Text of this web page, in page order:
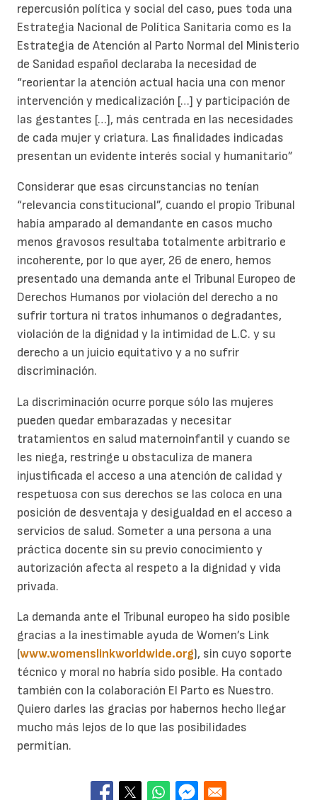
repercusión política y social del caso, pues toda una
Estrategia Nacional de Política Sanitaria como es la
Estrategia de Atención al Parto Normal del Ministerio
de Sanidad español declaraba la necesidad de
“reorientar la atención actual hacia una con menor
intervención y medicalización […] y participación de
las gestantes […], más centrada en las necesidades
de cada mujer y criatura. Las finalidades indicadas
presentan un evidente interés social y humanitario”
Considerar que esas circunstancias no tenían
“relevancia constitucional”, cuando el propio Tribunal
había amparado al demandante en casos mucho
menos gravosos resultaba totalmente arbitrario e
incoherente, por lo que ayer, 26 de enero, hemos
presentado una demanda ante el Tribunal Europeo de
Derechos Humanos por violación del derecho a no
sufrir tortura ni tratos inhumanos o degradantes,
violación de la dignidad y la intimidad de L.C. y su
derecho a un juicio equitativo y a no sufrir
discriminación.
La discriminación ocurre porque sólo las mujeres
pueden quedar embarazadas y necesitar
tratamientos en salud maternoinfantil y cuando se
les niega, restringe u obstaculiza de manera
injustificada el acceso a una atención de calidad y
respetuosa con sus derechos se las coloca en una
posición de desventaja y desigualdad en el acceso a
servicios de salud. Someter a una persona a una
práctica docente sin su previo conocimiento y
autorización afecta al respeto a la dignidad y vida
privada.
La demanda ante el Tribunal europeo ha sido posible
gracias a la inestimable ayuda de Women’s Link
(www.womenslinkworldwide.org), sin cuyo soporte
técnico y moral no habría sido posible. Ha contado
también con la colaboración El Parto es Nuestro.
Quiero darles las gracias por habernos hecho llegar
mucho más lejos de lo que las posibilidades
permitían.